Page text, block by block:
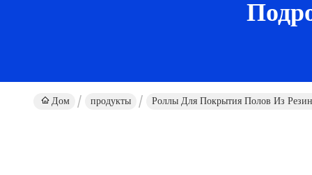
Дом продукты Роллы Для Покрытия Полов Из